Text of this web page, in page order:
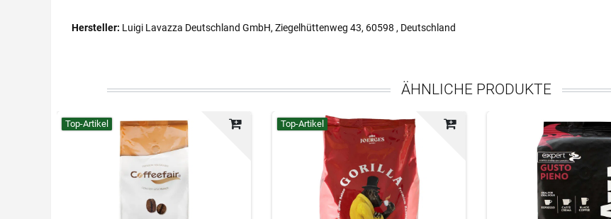
Hersteller: Luigi Lavazza Deutschland GmbH, Ziegelhüttenweg 43, 60598 , Deutschland
ÄHNLICHE PRODUKTE
Top-Artikel Top-Artikel